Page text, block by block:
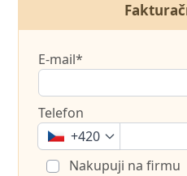
E-mail*
Telefon
+420
Nakupuji na firmu